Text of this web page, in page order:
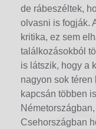
de rábeszéltek,
olvasni is fogják.
kritika, ez sem
találkozásokból
is látszik, hogy a
nagyon sok téren
kapcsán többen
Csehországban